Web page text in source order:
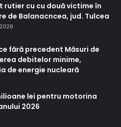
rutier cu cu două victime în
de Balanacncea, jud. Tulcea
fără precedent Măsuri de
debitelor minime,
de energie nucleară
lei pentru motorina
2026